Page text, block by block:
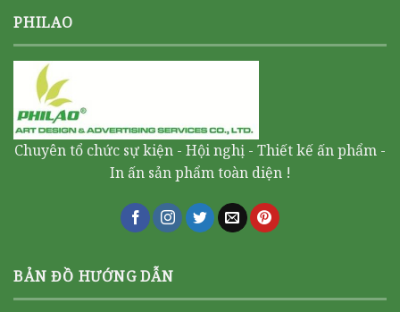
PHILAO
Chuyên tổ chức sự kiện - Hội nghị - Thiết kế ấn phẩm -
In ấn sản phẩm toàn diện !
BẢN ĐỒ HƯỚNG DẪN